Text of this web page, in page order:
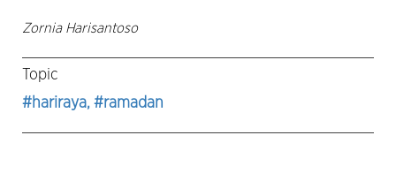
Zornia Harisantoso
Topic
#hariraya, #ramadan